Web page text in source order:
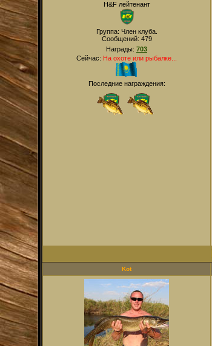
H&F лейтенант
Группа: Член клуба.
Сообщений: 479
Награды: 703
Сейчас: На охоте или рыбалке...
Последние награждения:
Kot